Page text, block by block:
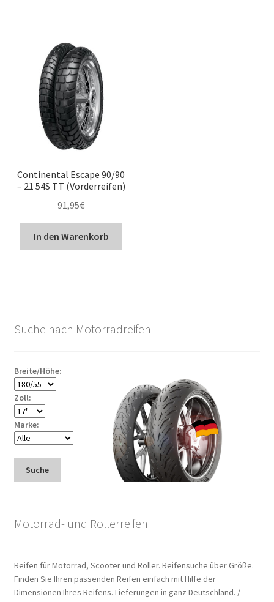
Continental Escape 90/90
– 21 54S TT (Vorderreifen)
91,95€
In den Warenkorb
Suche nach Motorradreifen
Breite/Höhe:
Zoll:
Marke:
Suche
Motorrad- und Rollerreifen
Reifen für Motorrad, Scooter und Roller. Reifensuche über Größe.
Finden Sie Ihren passenden Reifen einfach mit Hilfe der
Dimensionen Ihres Reifens. Lieferungen in ganz Deutschland. /